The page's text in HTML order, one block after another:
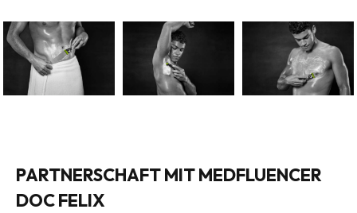
PARTNERSCHAFT MIT MEDFLUENCER
DOC FELIX